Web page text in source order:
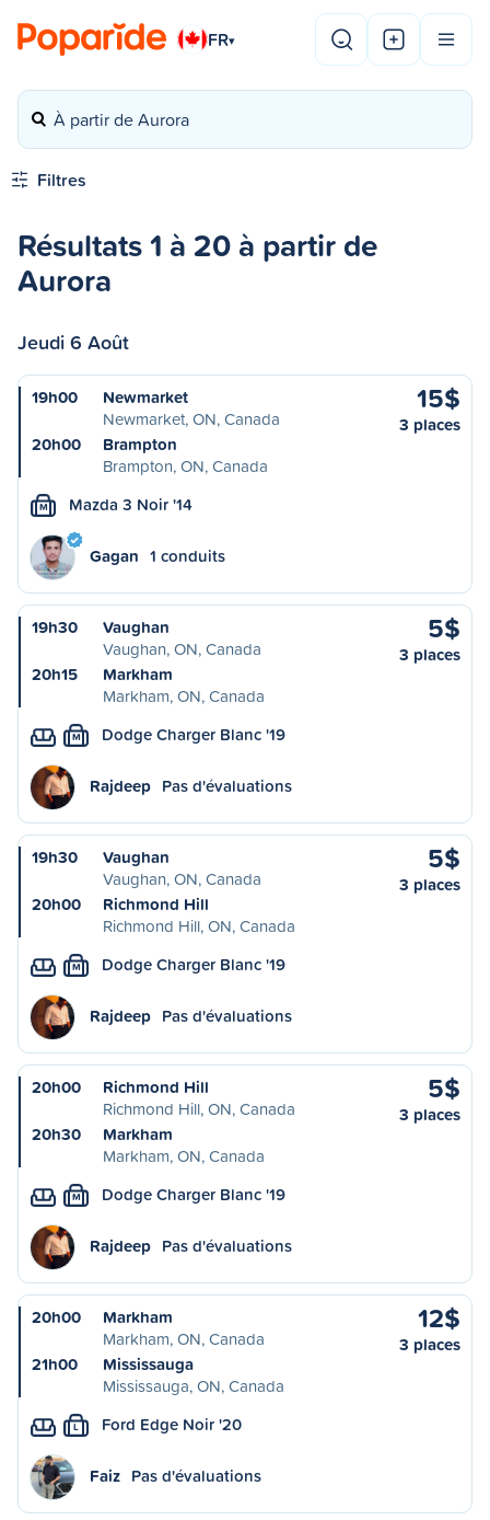
FR▾
À partir de Aurora
Filtres
Résultats 1 à 20 à partir de
Aurora
Jeudi 6 Août
19h00
Newmarket
Newmarket, ON, Canada
20h00
Brampton
Brampton, ON, Canada
15$
3 places
M Mazda 3 Noir '14
Gagan 1 conduits
19h30
Vaughan
Vaughan, ON, Canada
20h15
Markham
Markham, ON, Canada
5$
3 places
M Dodge Charger Blanc '19
Rajdeep Pas d'évaluations
19h30
Vaughan
Vaughan, ON, Canada
20h00
Richmond Hill
Richmond Hill, ON, Canada
5$
3 places
M Dodge Charger Blanc '19
Rajdeep Pas d'évaluations
20h00
Richmond Hill
Richmond Hill, ON, Canada
20h30
Markham
Markham, ON, Canada
5$
3 places
M Dodge Charger Blanc '19
Rajdeep Pas d'évaluations
20h00
Markham
Markham, ON, Canada
21h00
Mississauga
Mississauga, ON, Canada
12$
3 places
L Ford Edge Noir '20
Faiz Pas d'évaluations